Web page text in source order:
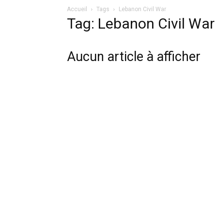
Accueil Tags Lebanon Civil War
Tag: Lebanon Civil War
Aucun article à afficher